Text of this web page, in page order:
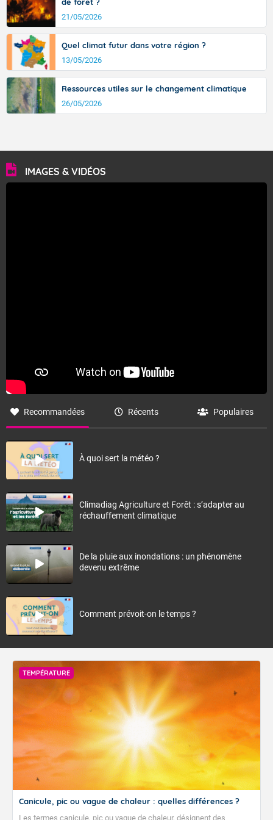
21/05/2026
Quel climat futur dans votre région ?
13/05/2026
Ressources utiles sur le changement climatique
26/05/2026
IMAGES & VIDÉOS
Recommandées Récents Populaires
À quoi sert la météo ?
Climadiag Agriculture et Forêt : s’adapter au
réchauffement climatique
De la pluie aux inondations : un phénomène
devenu extrême
Comment prévoit-on le temps ?
TEMPÉRATURE
Canicule, pic ou vague de chaleur : quelles différences ?
Les termes canicule, pic ou vague de chaleur, désignent des